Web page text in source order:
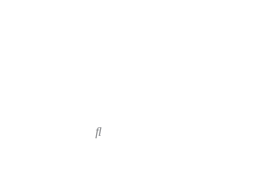
Search
Search